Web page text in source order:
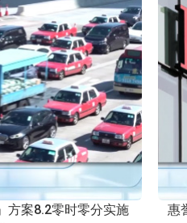
方案8.2零时零分实施
惠